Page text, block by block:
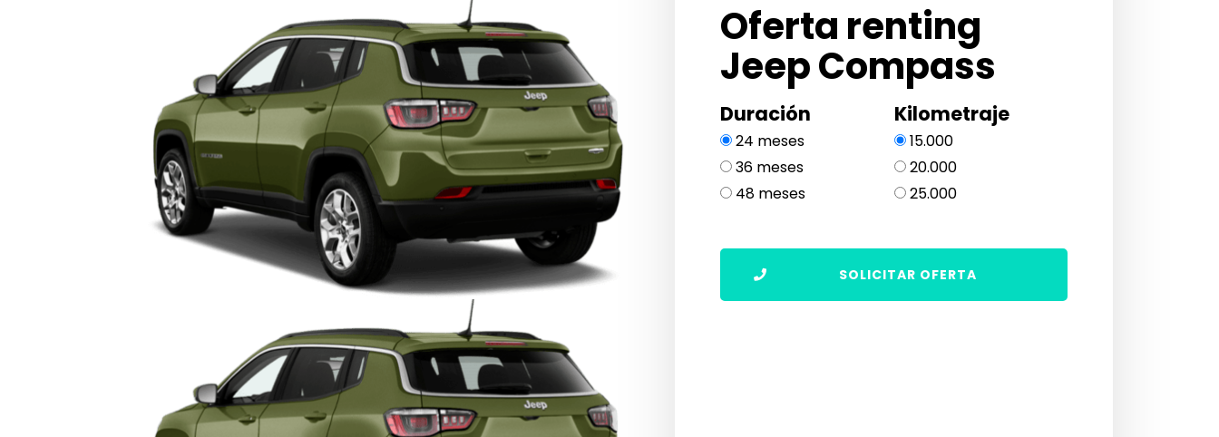
Oferta renting
Jeep Compass
Duración
24 meses
36 meses
48 meses
Kilometraje
15.000
20.000
25.000
SOLICITAR OFERTA